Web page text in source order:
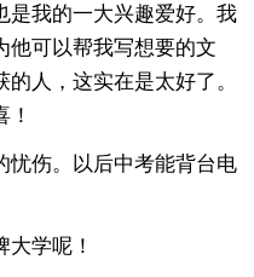
是我的一大兴趣爱好。我
他可以帮我写想要的文
人，这实在是太好了。
忧伤。以后中考能背台电
学呢！